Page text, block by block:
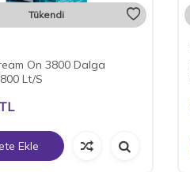
Tükendi
On 3800 Dalga
Lt/S
TL
Ekle